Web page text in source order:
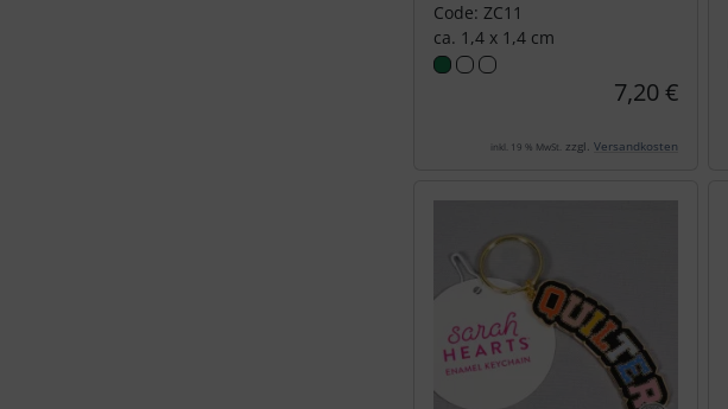
Code: ZC11
ca. 1,4 x 1,4 cm
7,20 €
inkl. 19 % MwSt. zzgl. Versandkosten